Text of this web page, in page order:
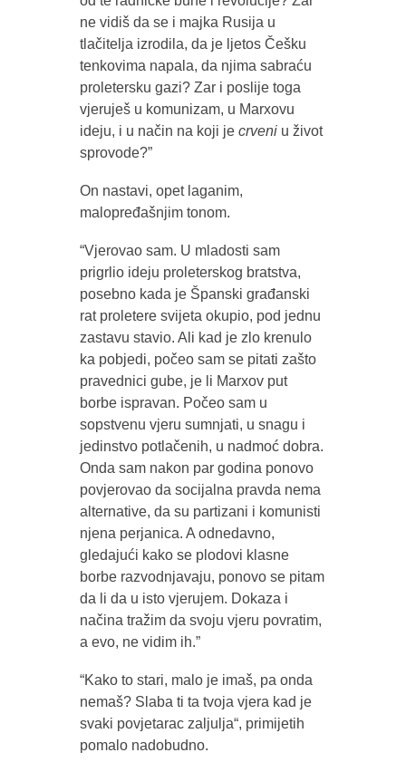
ne vidiš da se i majka Rusija u
tlačitelja izrodila, da je ljetos Češku
tenkovima napala, da njima sabraću
proletersku gazi? Zar i poslije toga
vjeruješ u komunizam, u Marxovu
ideju, i u način na koji je crveniu život
sprovode?”
On nastavi, opet laganim,
malopređašnjim tonom.
“Vjerovao sam. U mladosti sam
prigrlio ideju proleterskog bratstva,
posebno kada je Španski građanski
rat proletere svijeta okupio, pod jednu
zastavu stavio. Ali kad je zlo krenulo
ka pobjedi, počeo sam se pitati zašto
pravednici gube, je li Marxov put
borbe ispravan. Počeo sam u
sopstvenu vjeru sumnjati, u snagu i
jedinstvo potlačenih, u nadmoć dobra.
Onda sam nakon par godina ponovo
povjerovao da socijalna pravda nema
alternative, da su partizani i komunisti
njena perjanica. A odnedavno,
gledajući kako se plodovi klasne
borbe razvodnjavaju, ponovo se pitam
da li da u isto vjerujem. Dokaza i
načina tražim da svoju vjeru povratim,
a evo, ne vidim ih.”
“Kako to stari, malo je imaš, pa onda
nemaš? Slaba ti ta tvoja vjera kad je
svaki povjetarac zaljulja“, primijetih
pomalo nadobudno.